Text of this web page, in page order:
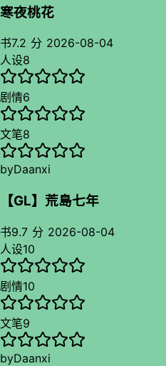
后和他结婚这种没什么内核的广
求和好也写的可以。比较喜欢白
是把暗恋偏执味写出来了可惜就
寒夜桃花
书7.2 分 2026-08-04
人设8
剧情6
文笔8
byDaanxi
【GL】荒島七年
书9.7 分 2026-08-04
人设10
剧情10
文笔9
byDaanxi